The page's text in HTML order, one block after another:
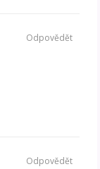
Odpovědět
Odpovědět